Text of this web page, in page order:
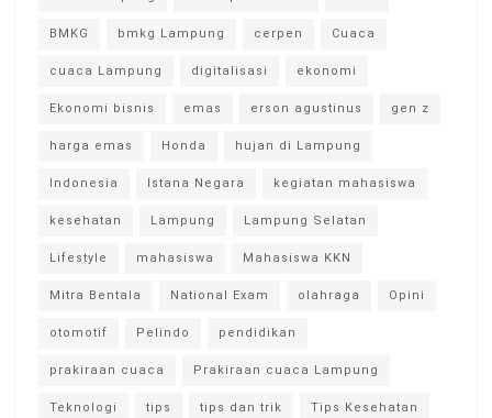
BMKG bmkg Lampung cerpen Cuaca
cuaca Lampung digitalisasi ekonomi
Ekonomi bisnis emas erson agustinus gen z
harga emas Honda hujan di Lampung
Indonesia Istana Negara kegiatan mahasiswa
kesehatan Lampung Lampung Selatan
Lifestyle mahasiswa Mahasiswa KKN
Mitra Bentala National Exam olahraga Opini
otomotif Pelindo pendidikan
prakiraan cuaca Prakiraan cuaca Lampung
Teknologi tips tips dan trik Tips Kesehatan